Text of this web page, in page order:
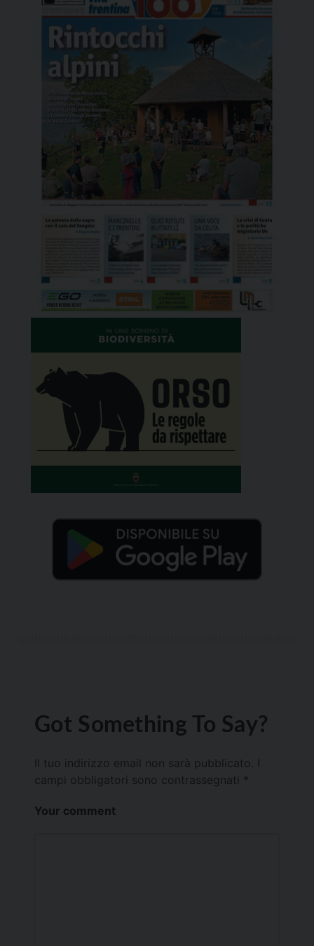
Got Something To Say?
Il tuo indirizzo email non sarà pubblicato.
campi obbligatori sono contrassegnati *
Your comment